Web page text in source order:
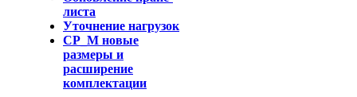
листа
Уточнение нагрузок
СР_М новые
размеры и
расширение
комплектации